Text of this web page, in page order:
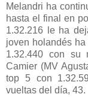
Melandri ha
hasta el final en
1.32.216 le ha
joven holandés
1.32.440 con su
Camier (MV
top 5 con
vueltas del día, 43.